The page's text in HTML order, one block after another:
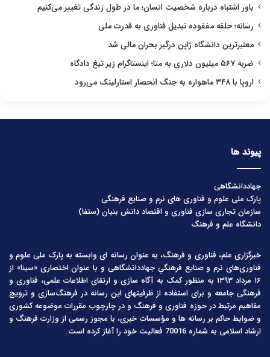
باور اشتباه درباره شخصیت انسان؛ ما در طول زندگی تغییر می‌کنیم
رسانه؛ حلقه مفقوده تبدیل فناوری به قدرت ملی
معتبرترین دانشگاه ژاپن درگیر بحران مالی شد
ضربه ۵۶۷ میلیون دلاری به متا؛ اینستاگرام زیر تیغ دادگاه
اروپا با ۳۴۸ ماهواره به جنگ انحصار استارلینک می‌رود
پیوند ها
جهاددانشگاهی
پارک ملی علوم و فناوری های نرم و صنایع فرهنگی
سازمان تجاری سازی فناوری و اقتصاد دانش بنیان (ستفا)
دانشگاه علم و فرهنگ
خبرگزاری علم، فناوری و فرهنگ، به عنوان رسانه ای وابسته به پارک ملی علوم و
فناوری‌های نرم و صنایع فرهنگیِ جهاددانشگاهی و با عنوان اختصاری «سینا» از
۱۶ مرداد ۱۳۹۳ به منظور کمک به آگاه سازی و ارتقای اطلاعات علمی، فناوری و
فرهنگی جامعه و برای استفاده از ظرفیتهای این رسانه در فرهنگ‌سازی و ترویج
مفاهیم مرتبط در حوزه فناوری و فرهنگ و در چارچوب مقررات موضوعه کشوری
و ضوابط حاکم بر رسانه ها و مؤسسات خبری، با مجوز رسمی از وزارت فرهنگ و
ارشاد اسلامی به شماره 70016 فعالیت خود را آغاز کرده است.